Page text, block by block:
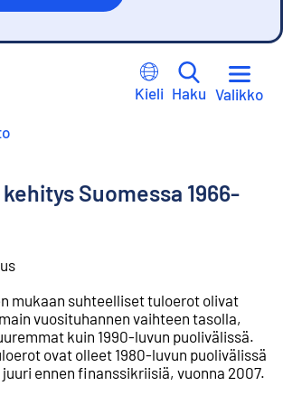
Kieli Haku Valikko
Suomessa 1966-
mukaan suhteelliset tuloerot olivat
vuosituhannen vaihteen tasolla,
kuin 1990-luvun puolivälissä.
ovat olleet 1980-luvun puolivälissä
ennen finanssikriisiä, vuonna 2007.